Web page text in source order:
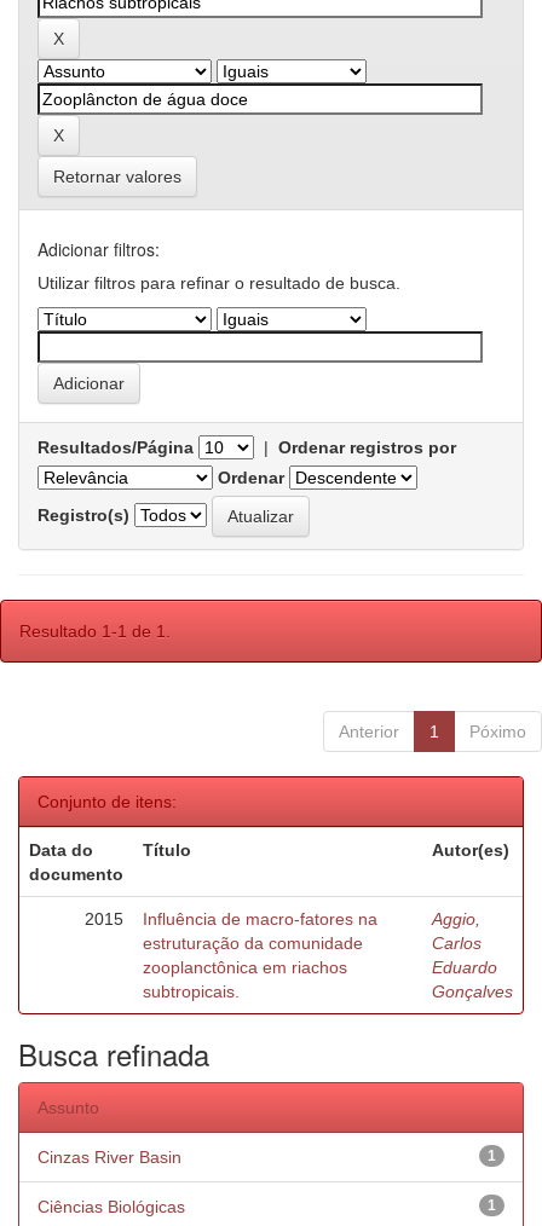
Retornar valores
Adicionar filtros:
Utilizar filtros para refinar o resultado de busca.
Resultados/Página | Ordenar registros por
Ordenar
Registro(s)
Resultado 1-1 de 1.
Anterior 1 Póximo
Conjunto de itens:
Data do
documento
Título Autor(es)
2015
Influência de macro-fatores na
estruturação da comunidade
zooplanctônica em riachos
subtropicais.
Aggio,
Carlos
Eduardo
Gonçalves
Busca refinada
Assunto
1
Cinzas River Basin
1
Ciências Biológicas